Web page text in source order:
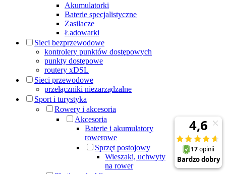
Akumulatorki
Baterie specjalistyczne
Zasilacze
Ładowarki
Sieci bezprzewodowe
kontrolery punktów dostępowych
punkty dostępowe
routery xDSL
Sieci przewodowe
przełączniki niezarządzalne
Sport i turystyka
Rowery i akcesoria
Akcesoria
Baterie i akumulatory
rowerowe
Sprzęt postojowy
Wieszaki, uchwyty
na rower